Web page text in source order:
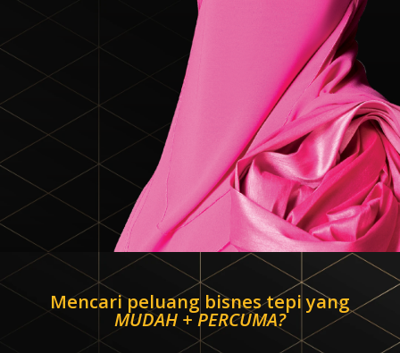
Mencari peluang bisnes tepi yang
MUDAH + PERCUMA?